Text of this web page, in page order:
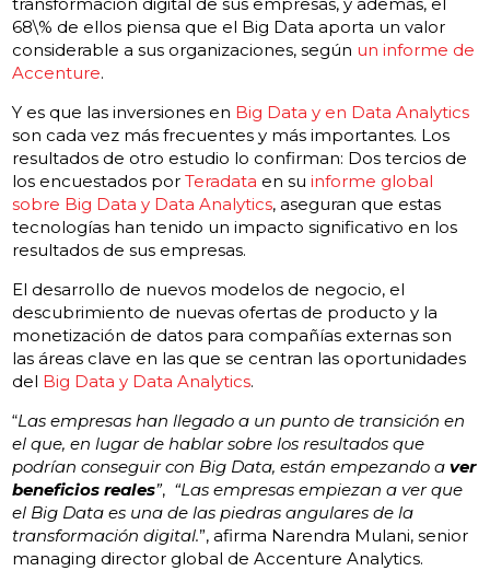
transformación digital de sus empresas, y además, el
68\% de ellos piensa que el Big Data aporta un valor
considerable a sus organizaciones, según un informe de
Accenture.
Y es que las inversiones en Big Data y en Data Analytics
son cada vez más frecuentes y más importantes. Los
resultados de otro estudio lo confirman: Dos tercios de
los encuestados porTeradata en suinforme global
sobre Big Data y Data Analytics, aseguran que estas
tecnologías han tenido un impacto significativo en los
resultados de sus empresas.
El desarrollo de nuevos modelos de negocio, el
descubrimiento de nuevas ofertas de producto y la
monetización de datos para compañías externas son
las áreas clave en las que se centran las oportunidades
del Big Data y Data Analytics.
“Las empresas han llegado a un punto de transición en
el que, en lugar de hablar sobre los resultados que
podrían conseguir con Big Data, están empezando aver
beneficios reales”, “Las empresas empiezan a ver que
el Big Data es una de las piedras angulares de la
transformación digital.”, afirma Narendra Mulani, senior
managing director global de Accenture Analytics.